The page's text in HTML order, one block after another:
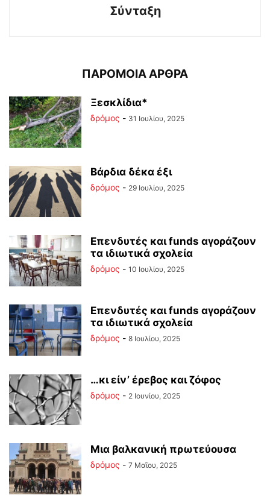
Σύνταξη
ΠΑΡΟΜΟΙΑ ΑΡΘΡΑ
Ξεσκλίδια*
δρόμος - 31 Ιουλίου, 2025
Βάρδια δέκα έξι
δρόμος - 29 Ιουλίου, 2025
Επενδυτές και funds αγοράζουν
τα ιδιωτικά σχολεία
δρόμος - 10 Ιουλίου, 2025
Επενδυτές και funds αγοράζουν
τα ιδιωτικά σχολεία
δρόμος - 8 Ιουλίου, 2025
…κι είν’ έρεβος και ζόφος
δρόμος - 2 Ιουνίου, 2025
Μια βαλκανική πρωτεύουσα
δρόμος - 7 Μαΐου, 2025